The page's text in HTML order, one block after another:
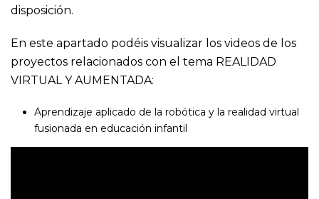
disposición.
En este apartado podéis visualizar los videos de los
proyectos relacionados con el tema REALIDAD
VIRTUAL Y AUMENTADA:
Aprendizaje aplicado de la robótica y la realidad virtual
fusionada en educación infantil